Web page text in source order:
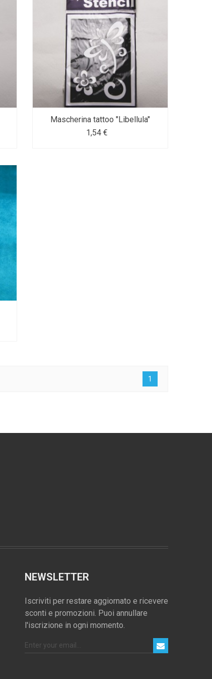
Mascherina tattoo "Libellula"
1,54 €
1
NEWSLETTER
Iscriviti per restare aggiornato e ricevere
sconti e promozioni. Puoi annullare
l'iscrizione in ogni momento.